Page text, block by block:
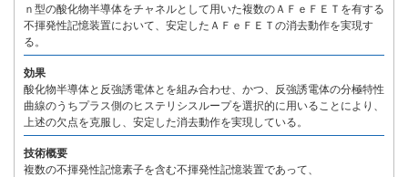
ｎ型の酸化物半導体をチャネルとして用いた複数のＡＦｅＦＥＴを有する
不揮発性記憶装置において、安定したＡＦｅＦＥＴの消去動作を実現す
る。
効果
酸化物半導体と反強誘電体とを組み合わせ、かつ、反強誘電体の分極特性
曲線のうちプラス側のヒステリシスループを選択的に用いることにより、
上述の欠点を克服し、安定した消去動作を実現している。
技術概要
複数の不揮発性記憶素子を含む不揮発性記憶装置であって、